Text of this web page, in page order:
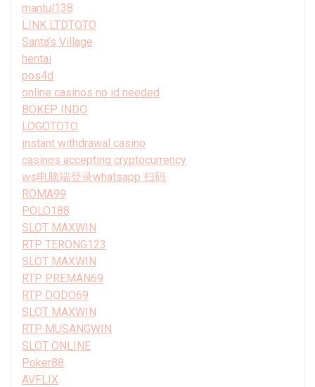
mantul138
LINK LTDTOTO
Santa’s Village
hentai
pos4d
online casinos no id needed
BOKEP INDO
LOGOTOTO
instant withdrawal casino
casinos accepting cryptocurrency
ws电脑端登录whatsapp 扫码
ROMA99
POLO188
SLOT MAXWIN
RTP TERONG123
SLOT MAXWIN
RTP PREMAN69
RTP DODO69
SLOT MAXWIN
RTP MUSANGWIN
SLOT ONLINE
Poker88
AVFLIX